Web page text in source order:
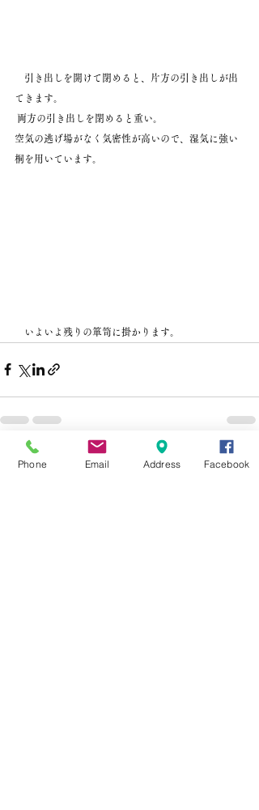
引き出しを開けて閉めると、片方の引き出しが出
てきます。
両方の引き出しを閉めると重い。
空気の逃げ場がなく気密性が高いので、湿気に強い
桐を用いています。
いよいよ残りの箪笥に掛かります。
最新記事 すべて表示
Phone Email Address Facebook